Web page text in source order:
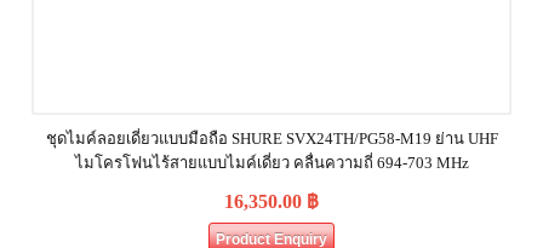
ชุดไมค์ลอยเดี่ยวแบบมือถือ SHURE SVX24TH/PG58-M19 ย่าน UHF
ไมโครโฟนไร้สายแบบไมค์เดี่ยว คลื่นความถี่ 694-703 MHz
16,350.00 ฿
Product Enquiry